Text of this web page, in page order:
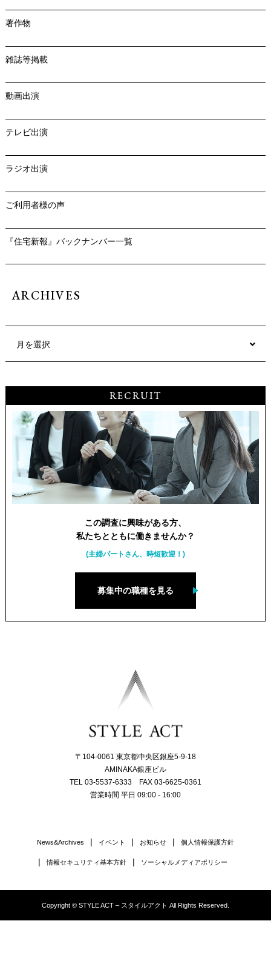
著作物
雑誌等掲載
動画出演
テレビ出演
ラジオ出演
ご利用者様の声
『住宅新報』バックナンバー一覧
ARCHIVES
月を選択
RECRUIT
この調査に興味がある方、
私たちとともに働きませんか？
(主婦パートさん、時短歓迎！)
募集中の職種を見る
〒104-0061 東京都中央区銀座5-9-18
AMINAKA銀座ビル
TEL 03-5537-6333 FAX 03-6625-0361
営業時間 平日 09:00 - 16:00
News&Archives イベント お知らせ 個人情報保護方針
情報セキュリティ基本方針 ソーシャルメディアポリシー
Copyright © STYLE ACT – スタイルアクト All Rights Reserved.